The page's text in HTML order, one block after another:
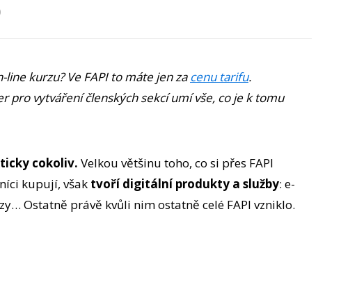
kurzu? Ve FAPI to máte jen zacenu tarifu.
pro vytváření členských sekcí umí vše, co je k tomu
cokoliv. Velkou většinu toho, co si přes FAPI
kupují, však tvoří digitální produkty a služby: e-
Ostatně právě kvůli nim ostatně celé FAPI vzniklo.